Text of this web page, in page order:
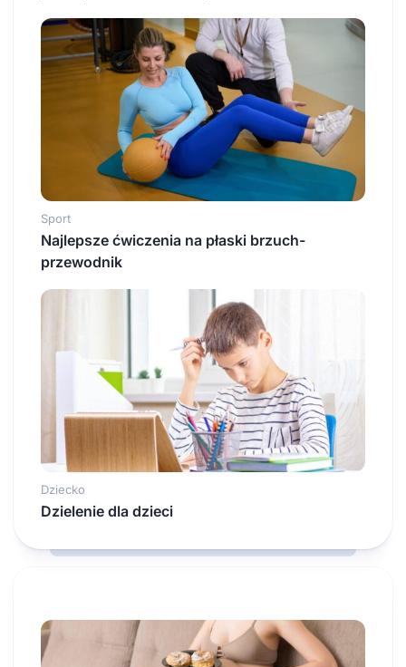
Sport
Najlepsze ćwiczenia na płaski brzuch-
przewodnik
Dziecko
Dzielenie dla dzieci